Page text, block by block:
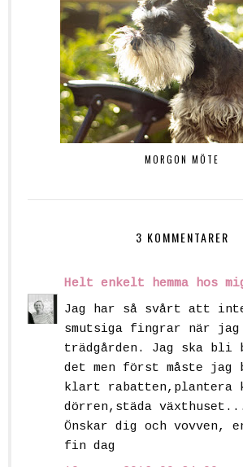
MORGON MÖTE
3 KOMMENTARER
Helt enkelt hemma hos
Jag har så svårt att
smutsiga fingrar när
trädgården. Jag ska bli
det men först måste jag
klart rabatten,plantera
dörren,städa
Önskar dig och vovven,
fin dag